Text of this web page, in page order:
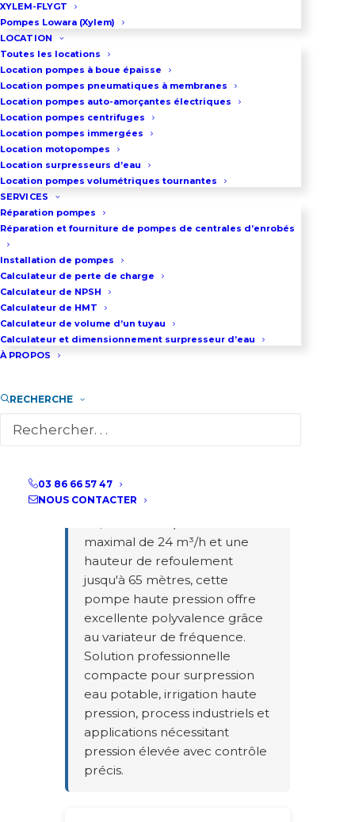
XYLEM-FLYGT
Pompes Lowara (Xylem)
LOCATION
Toutes les locations
Location pompes à boue épaisse
Location pompes pneumatiques à membranes
Location pompes auto-amorçantes électriques
Location pompes centrifuges
Location pompes immergées
Location motopompes
Location surpresseurs d’eau
Location pompes volumétriques tournantes
SERVICES
Réparation pompes
Réparation et fourniture de pompes de centrales d’enrobés
Installation de pompes
Calculateur de perte de charge
Calculateur de NPSH
Calculateur de HMT
Calculateur de volume d’un tuyau
Calculateur et dimensionnement surpresseur d’eau
À PROPOS
RECHERCHE
03 86 66 57 47
NOUS CONTACTER
03 86 66 57 47
VOUS VOULEZ ACHETER UN
SURPRESSEUR D’EAU ?
Courbes de Performance -
Pompe Multicellulaire
Verticale
graphique interactif présente
multicellulaire verticale à 5
fréquences réglables (50, 45,
maximal de 24 m³/h et une
hauteur de refoulement
jusqu'à 65 mètres, cette
pompe haute pression offre
excellente polyvalence grâce
au variateur de fréquence.
Solution professionnelle
compacte pour surpression
eau potable, irrigation haute
pression, process industriels et
applications nécessitant
pression élevée avec contrôle
précis.